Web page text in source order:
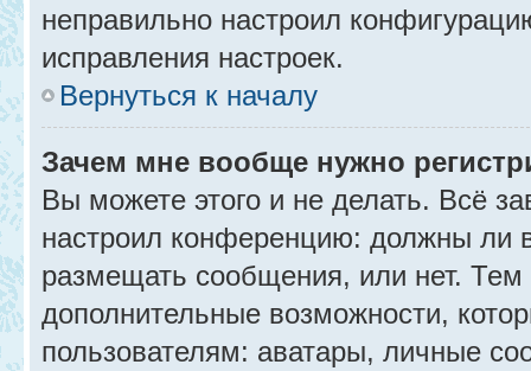
неправильно настроил
исправления настроек.
Вернуться к началу
Зачем мне вообще нужно
Вы можете этого и не делать. Всё
настроил конференцию: должны ли
размещать сообщения, или нет.
дополнительные возможности,
пользователям: аватары, личные